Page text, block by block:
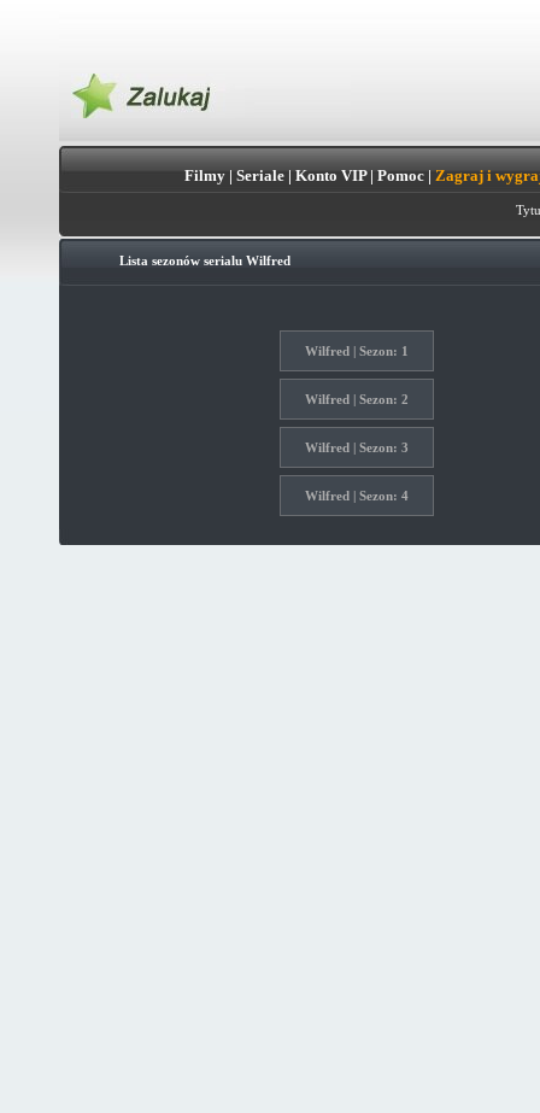
Filmy| Seriale| Konto VIP| Pomoc| Zagraj i
Lista sezonów serialu Wilfred
Wilfred | Sezon: 1
Wilfred | Sezon: 2
Wilfred | Sezon: 3
Wilfred | Sezon: 4